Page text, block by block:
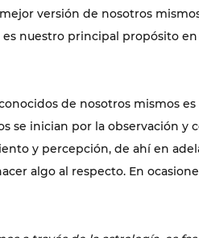
versión de nosotros
nuestro principal propósito en
de nosotros mismos
se inician por la observación y
y percepción, de ahí en
algo al respecto. En